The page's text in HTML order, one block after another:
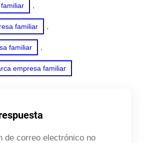
,
familiar ,
familiar ,
empresa familiar
de correo electrónico no